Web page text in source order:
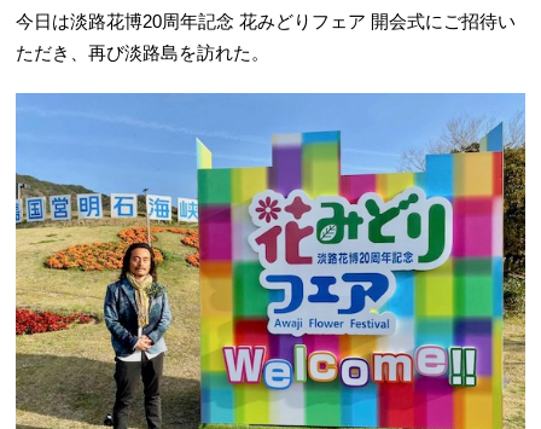
今日は淡路花博20周年記念 花みどりフェア 開会式にご招待い
ただき、再び淡路島を訪れた。